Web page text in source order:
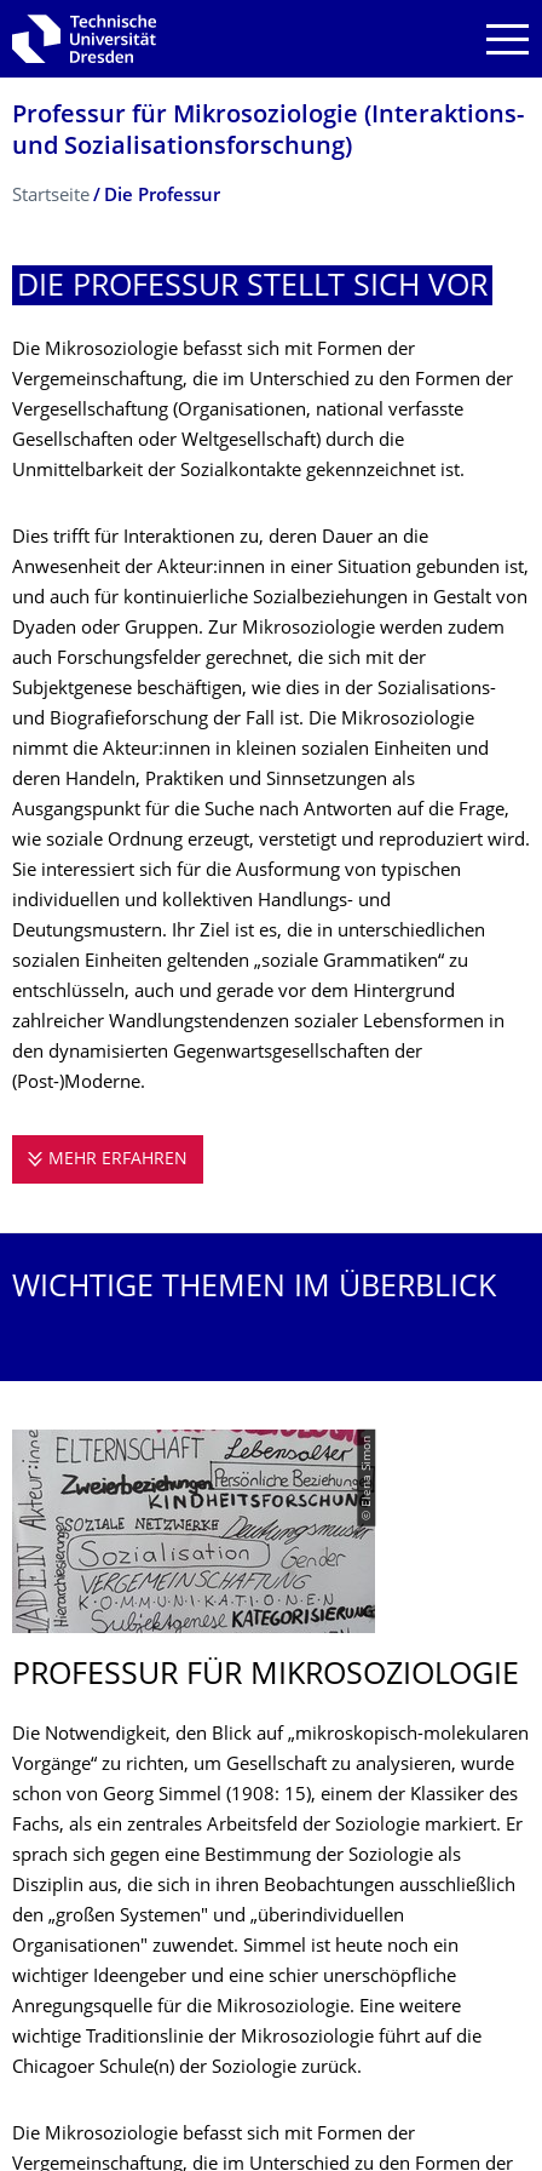
Zur Hauptnavigation springen
Zur Suche springen
Zum Inhalt springen
Professur für Mikrosoziologie (Interaktions-
und Sozialisationsfor­schung)
Breadcrumb-Menü
Startseite Die Professur
DIE PROFESSUR STELLT SICH VOR
Die Mikrosoziologie befasst sich mit Formen der
Vergemeinschaftung, die im Unterschied zu den Formen der
Vergesellschaftung (Organisationen, national verfasste
Gesellschaften oder Weltgesellschaft) durch die
Unmittelbarkeit der Sozialkontakte gekennzeichnet ist.
Dies trifft für Interaktionen zu, deren Dauer an die
Anwesenheit der Akteur:innen in einer Situation gebunden ist,
und auch für kontinuierliche Sozialbeziehungen in Gestalt von
Dyaden oder Gruppen. Zur Mikrosoziologie werden zudem
auch Forschungsfelder gerechnet, die sich mit der
Subjektgenese beschäftigen, wie dies in der Sozialisations-
und Biografieforschung der Fall ist. Die Mikrosoziologie
nimmt die Akteur:innen in kleinen sozialen Einheiten und
deren Handeln, Praktiken und Sinnsetzungen als
Ausgangspunkt für die Suche nach Antworten auf die Frage,
wie soziale Ordnung erzeugt, verstetigt und reproduziert wird.
Sie interessiert sich für die Ausformung von typischen
individuellen und kollektiven Handlungs- und
Deutungsmustern. Ihr Ziel ist es, die in unterschiedlichen
sozialen Einheiten geltenden „soziale Grammatiken“ zu
entschlüsseln, auch und gerade vor dem Hintergrund
zahlreicher Wandlungstendenzen sozialer Lebensformen in
den dynamisierten Gegenwartsgesellschaften der
(Post-)Moderne.
MEHR ERFAHREN
WICHTIGE THEMEN IM ÜBERBLICK
© Elena Simon
PROFESSUR FÜR MIKROSOZIOLOGIE
Die Notwendigkeit, den Blick auf „mikroskopisch-molekularen
Vorgänge“ zu richten, um Gesellschaft zu analysieren, wurde
schon von Georg Simmel (1908: 15), einem der Klassiker des
Fachs, als ein zentrales Arbeitsfeld der Soziologie markiert. Er
sprach sich gegen eine Bestimmung der Soziologie als
Disziplin aus, die sich in ihren Beobachtungen ausschließlich
den „großen Systemen" und „überindividuellen
Organisationen" zuwendet. Simmel ist heute noch ein
wichtiger Ideengeber und eine schier unerschöpfliche
Anregungsquelle für die Mikrosoziologie. Eine weitere
wichtige Traditionslinie der Mikrosoziologie führt auf die
Chicagoer Schule(n) der Soziologie zurück.
Die Mikrosoziologie befasst sich mit Formen der
Vergemeinschaftung, die im Unterschied zu den Formen der